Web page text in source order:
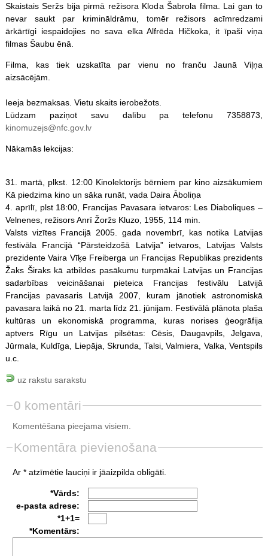
Skaistais Seržs bija pirmā režisora Kloda Šabrola filma. Lai gan to
nevar saukt par krimināldrāmu, tomēr režisors acīmredzami
ārkārtīgi iespaidojies no sava elka Alfrēda Hičkoka, it īpaši viņa
filmas Šaubu ēnā.
Filma, kas tiek uzskatīta par vienu no franču Jaunā Viļņa
aizsācējām.
Ieeja bezmaksas. Vietu skaits ierobežots.
Lūdzam paziņot savu dalību pa telefonu 7358873,
kinomuzejs@nfc.gov.lv
Nākamās lekcijas:
31. martā, plkst. 12:00 Kinolektorijs bērniem par kino aizsākumiem
Kā piedzima kino un sāka runāt, vada Daira Āboliņa
4. aprīlī, plst 18:00, Francijas Pavasara ietvaros: Les Diaboliques –
Velnenes, režisors Anrī Žoržs Kluzo, 1955, 114 min.
Valsts vizītes Francijā 2005. gada novembrī, kas notika Latvijas
festivāla Francijā “Pārsteidzošā Latvija” ietvaros, Latvijas Valsts
prezidente Vaira Vīķe Freiberga un Francijas Republikas prezidents
Žaks Širaks kā atbildes pasākumu turpmākai Latvijas un Francijas
sadarbības veicināšanai pieteica Francijas festivālu Latvijā
Francijas pavasaris Latvijā 2007, kuram jānotiek astronomiskā
pavasara laikā no 21. marta līdz 21. jūnijam. Festivālā plānota plaša
kultūras un ekonomiskā programma, kuras norises ģeogrāfija
aptvers Rīgu un Latvijas pilsētas: Cēsis, Daugavpils, Jelgava,
Jūrmala, Kuldīga, Liepāja, Skrunda, Talsi, Valmiera, Valka, Ventspils
u.c.
uz rakstu sarakstu
0 komentāri
Komentēšana pieejama visiem.
Komentāra pievienošana
Ar * atzīmētie lauciņi ir jāaizpilda obligāti.
*Vārds:
e-pasta adrese:
*1+1=
*Komentārs: